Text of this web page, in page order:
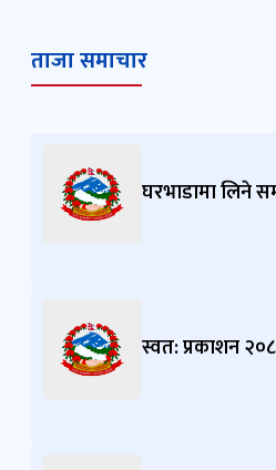
ताजा समाचार
घरभाडामा लिने
स्वत: प्रकाशन